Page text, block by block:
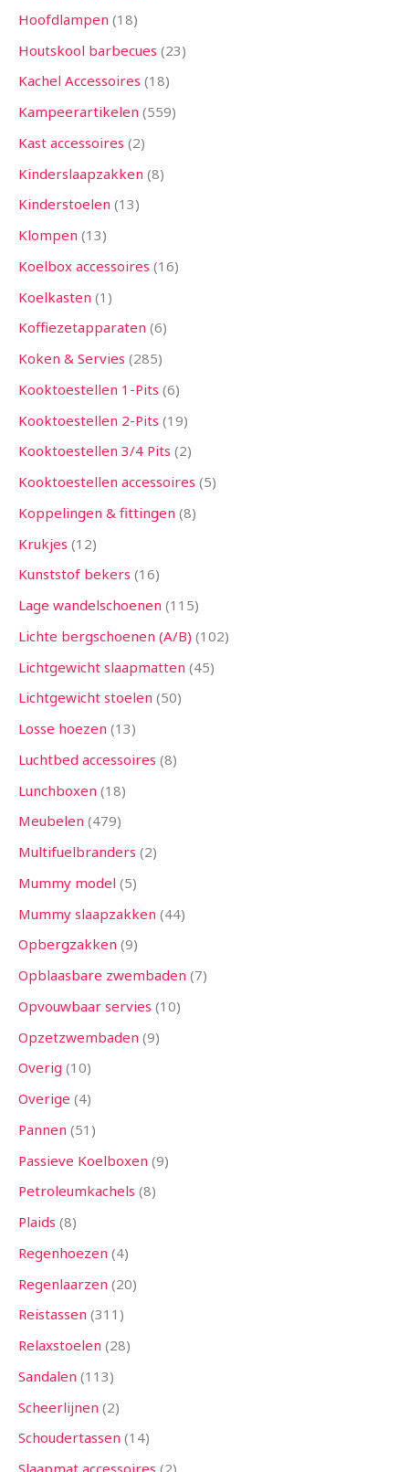
Hoofdlampen 18
Houtskool barbecues 23
Kachel Accessoires 18
Kampeerartikelen 559
Kast accessoires 2
Kinderslaapzakken 8
Kinderstoelen 13
Klompen 13
Koelbox accessoires 16
Koelkasten 1
Koffiezetapparaten 6
Koken & Servies 285
Kooktoestellen 1-Pits 6
Kooktoestellen 2-Pits 19
Kooktoestellen 3/4 Pits 2
Kooktoestellen accessoires 5
Koppelingen & fittingen 8
Krukjes 12
Kunststof bekers 16
Lage wandelschoenen 115
Lichte bergschoenen (A/B) 102
Lichtgewicht slaapmatten 45
Lichtgewicht stoelen 50
Losse hoezen 13
Luchtbed accessoires 8
Lunchboxen 18
Meubelen 479
Multifuelbranders 2
Mummy model 5
Mummy slaapzakken 44
Opbergzakken 9
Opblaasbare zwembaden 7
Opvouwbaar servies 10
Opzetzwembaden 9
Overig 10
Overige 4
Pannen 51
Passieve Koelboxen 9
Petroleumkachels 8
Plaids 8
Regenhoezen 4
Regenlaarzen 20
Reistassen 311
Relaxstoelen 28
Sandalen 113
Scheerlijnen 2
Schoudertassen 14